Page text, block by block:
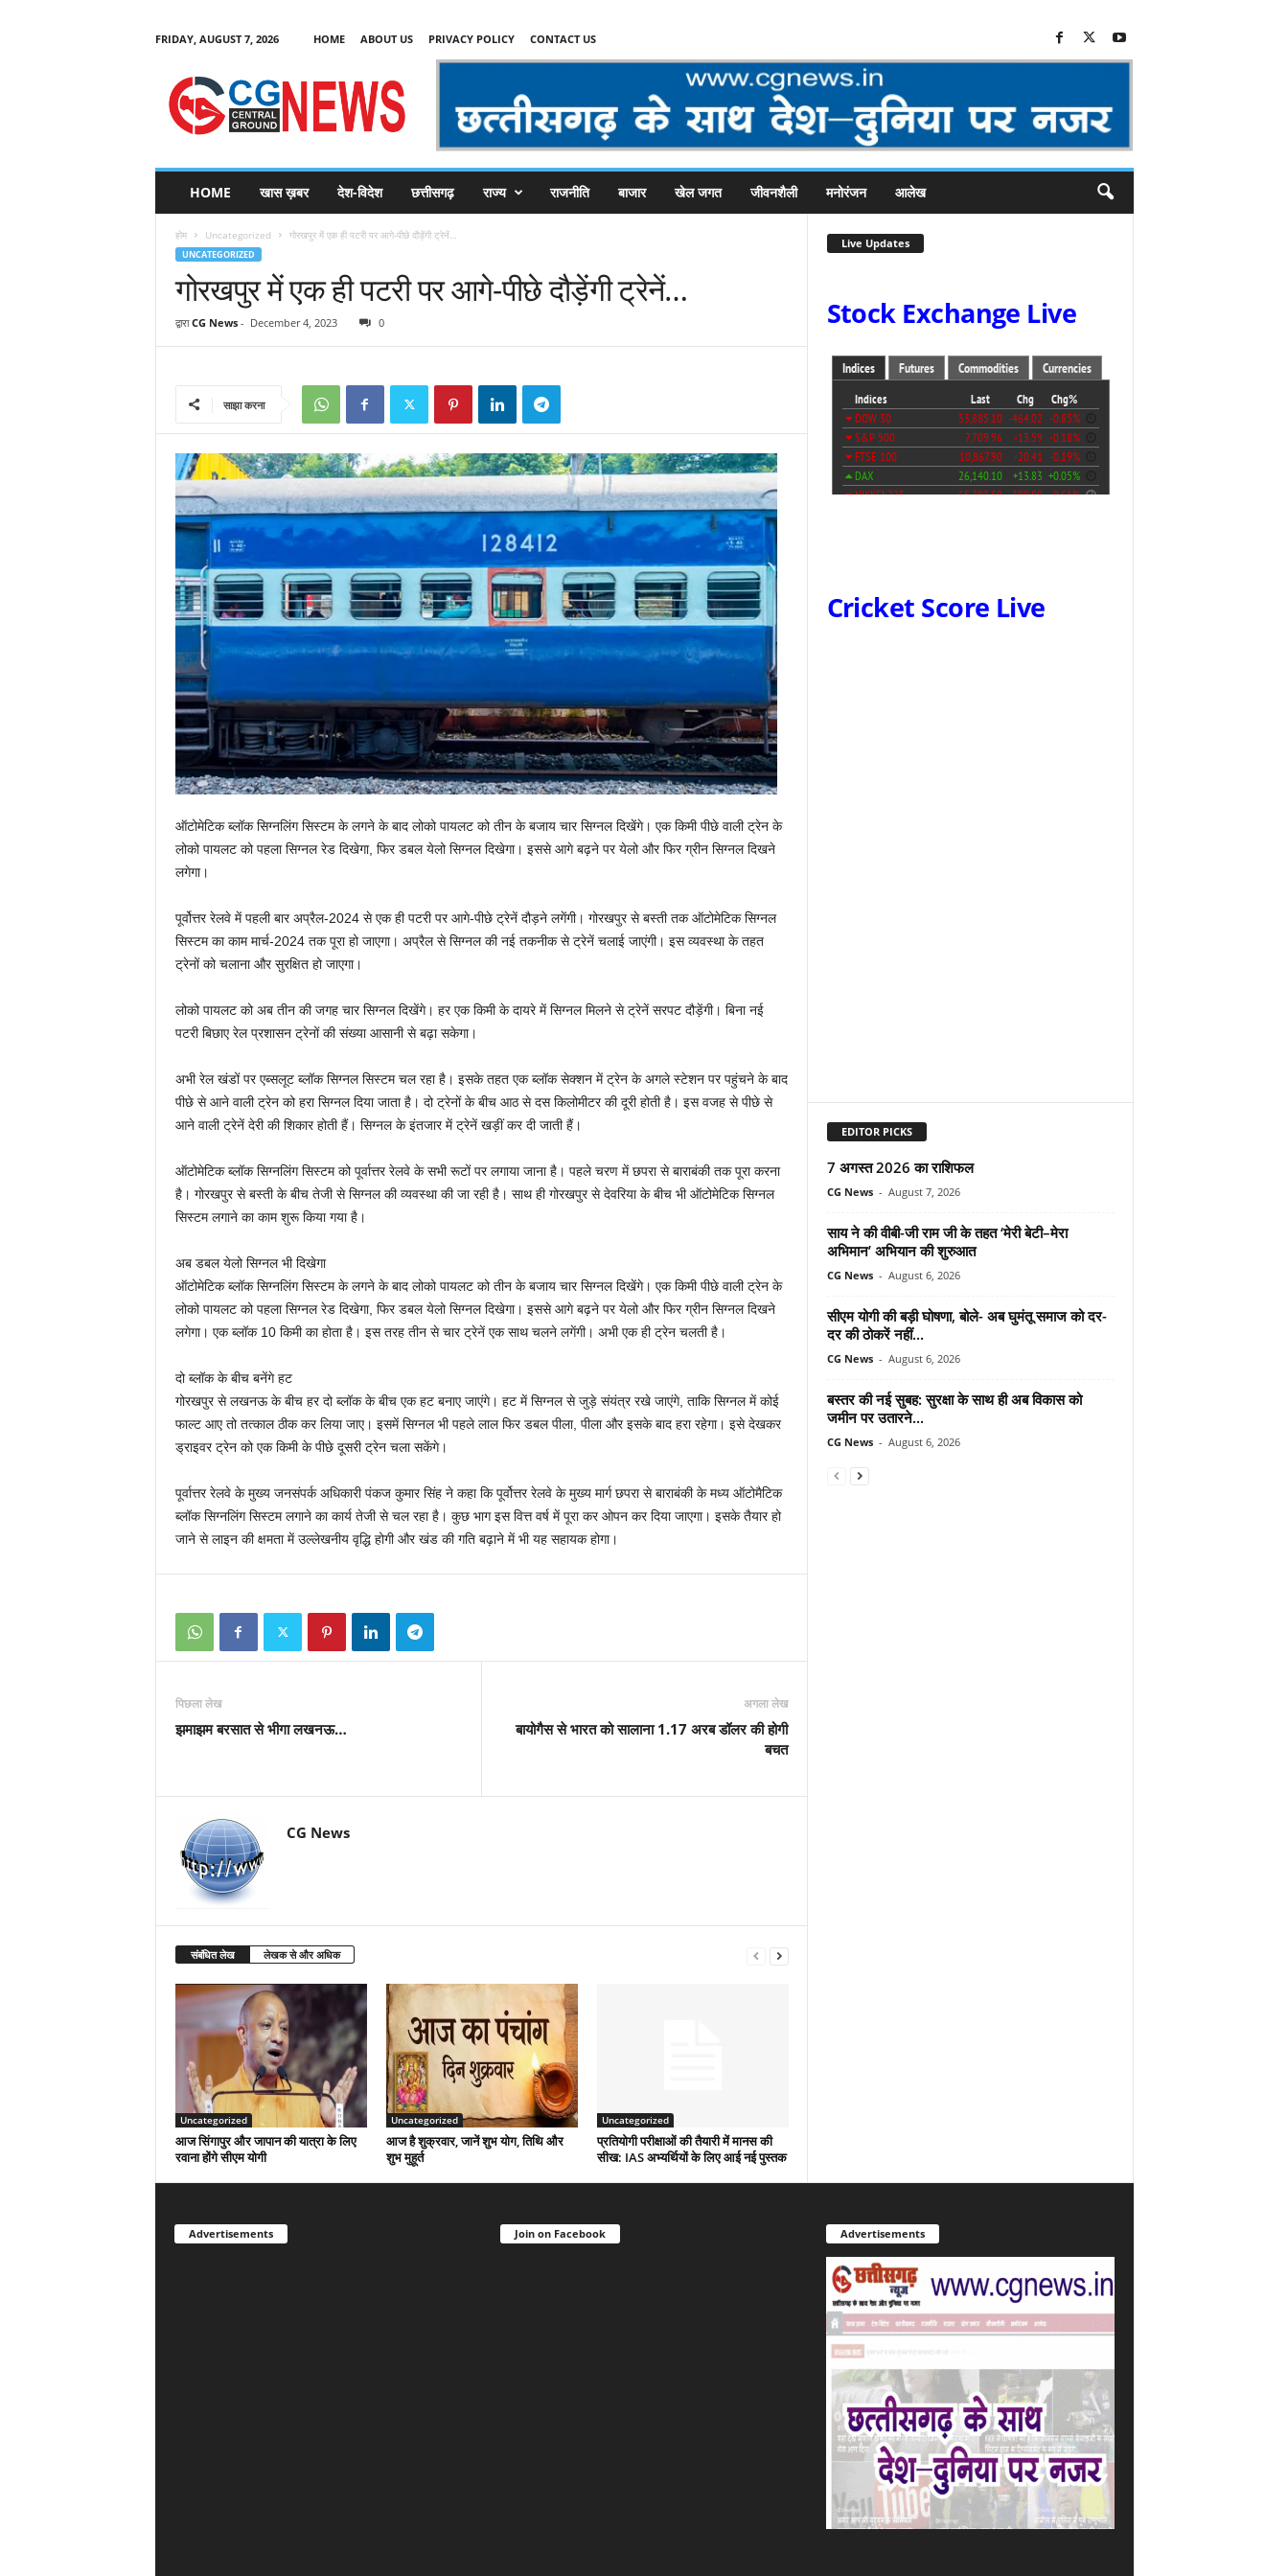
FRIDAY, AUGUST 7, 2026 HOME ABOUT US PRIVACY POLICY CONTACT US
C
HOME खास ख़बर देश-विदेश छत्तीसगढ़ राज्य राजनीति बाजार खेल जगत जीवनशैली मनोरंजन आलेख
होम Uncategorized गोरखपुर में एक ही पटरी पर आगे-पीछे दौड़ेंगी ट्रेनें…
UNCATEGORIZED
गोरखपुर में एक ही पटरी पर आगे-पीछे दौड़ेंगी ट्रेनें…
द्वारा CG News- December 4, 2023 0
साझा करना
ऑटोमेटिक ब्लॉक सिग्नलिंग सिस्टम के लगने के बाद लोको पायलट को तीन के बजाय चार सिग्नल दिखेंगे। एक किमी पीछे वाली ट्रेन के
लोको पायलट को पहला सिग्नल रेड दिखेगा, फिर डबल येलो सिग्नल दिखेगा। इससे आगे बढ़ने पर येलो और फिर ग्रीन सिग्नल दिखने
लगेगा।
पूर्वोत्तर रेलवे में पहली बार अप्रैल-2024 से एक ही पटरी पर आगे-पीछे ट्रेनें दौड़ने लगेंगी। गोरखपुर से बस्ती तक ऑटोमेटिक सिग्नल
सिस्टम का काम मार्च-2024 तक पूरा हो जाएगा। अप्रैल से सिग्नल की नई तकनीक से ट्रेनें चलाई जाएंगी। इस व्यवस्था के तहत
ट्रेनों को चलाना और सुरक्षित हो जाएगा।
लोको पायलट को अब तीन की जगह चार सिग्नल दिखेंगे। हर एक किमी के दायरे में सिग्नल मिलने से ट्रेनें सरपट दौड़ेंगी। बिना नई
पटरी बिछाए रेल प्रशासन ट्रेनों की संख्या आसानी से बढ़ा सकेगा।
अभी रेल खंडों पर एब्सलूट ब्लॉक सिग्नल सिस्टम चल रहा है। इसके तहत एक ब्लॉक सेक्शन में ट्रेन के अगले स्टेशन पर पहुंचने के बाद
पीछे से आने वाली ट्रेन को हरा सिग्नल दिया जाता है। दो ट्रेनों के बीच आठ से दस किलोमीटर की दूरी होती है। इस वजह से पीछे से
आने वाली ट्रेनें देरी की शिकार होती हैं। सिग्नल के इंतजार में ट्रेनें खड़ीं कर दी जाती हैं।
ऑटोमेटिक ब्लॉक सिग्नलिंग सिस्टम को पूर्वात्तर रेलवे के सभी रूटों पर लगाया जाना है। पहले चरण में छपरा से बाराबंकी तक पूरा करना
है। गोरखपुर से बस्ती के बीच तेजी से सिग्नल की व्यवस्था की जा रही है। साथ ही गोरखपुर से देवरिया के बीच भी ऑटोमेटिक सिग्नल
सिस्टम लगाने का काम शुरू किया गया है।
अब डबल येलो सिग्नल भी दिखेगा
ऑटोमेटिक ब्लॉक सिग्नलिंग सिस्टम के लगने के बाद लोको पायलट को तीन के बजाय चार सिग्नल दिखेंगे। एक किमी पीछे वाली ट्रेन के
लोको पायलट को पहला सिग्नल रेड दिखेगा, फिर डबल येलो सिग्नल दिखेगा। इससे आगे बढ़ने पर येलो और फिर ग्रीन सिग्नल दिखने
लगेगा। एक ब्लॉक 10 किमी का होता है। इस तरह तीन से चार ट्रेनें एक साथ चलने लगेंगी। अभी एक ही ट्रेन चलती है।
दो ब्लॉक के बीच बनेंगे हट
गोरखपुर से लखनऊ के बीच हर दो ब्लॉक के बीच एक हट बनाए जाएंगे। हट में सिग्नल से जुड़े संयंत्र रखे जाएंगे, ताकि सिग्नल में कोई
फाल्ट आए तो तत्काल ठीक कर लिया जाए। इसमें सिग्नल भी पहले लाल फिर डबल पीला, पीला और इसके बाद हरा रहेगा। इसे देखकर
ड्राइवर ट्रेन को एक किमी के पीछे दूसरी ट्रेन चला सकेंगे।
पूर्वात्तर रेलवे के मुख्य जनसंपर्क अधिकारी पंकज कुमार सिंह ने कहा कि पूर्वोत्तर रेलवे के मुख्य मार्ग छपरा से बाराबंकी के मध्य ऑटोमैटिक
ब्लॉक सिग्नलिंग सिस्टम लगाने का कार्य तेजी से चल रहा है। कुछ भाग इस वित्त वर्ष में पूरा कर ओपन कर दिया जाएगा। इसके तैयार हो
जाने से लाइन की क्षमता में उल्लेखनीय वृद्धि होगी और खंड की गति बढ़ाने में भी यह सहायक होगा।
पिछला लेख
झमाझम बरसात से भीगा लखनऊ…
अगला लेख
बायोगैस से भारत को सालाना 1.17 अरब डॉलर की होगी
बचत
CG News
संबंधित लेख लेखक से और अधिक
Uncategorized
आज सिंगापुर और जापान की यात्रा के लिए
रवाना होंगे सीएम योगी
Uncategorized
आज है शुक्रवार, जानें शुभ योग, तिथि और
शुभ मुहूर्त
Uncategorized
प्रतियोगी परीक्षाओं की तैयारी में मानस की
सीख: IAS अभ्यर्थियों के लिए आई नई पुस्तक
Live Updates
Stock Exchange Live
Cricket Score Live
EDITOR PICKS
7 अगस्त 2026 का राशिफल
CG News - August 7, 2026
साय ने की वीबी-जी राम जी के तहत ‘मेरी बेटी–मेरा
अभिमान’ अभियान की शुरुआत
CG News - August 6, 2026
सीएम योगी की बड़ी घोषणा, बोले- अब घुमंतू समाज को दर-
दर की ठोकरें नहीं...
CG News - August 6, 2026
बस्तर की नई सुबह: सुरक्षा के साथ ही अब विकास को
जमीन पर उतारने...
CG News - August 6, 2026
Advertisements Join on Facebook Advertisements